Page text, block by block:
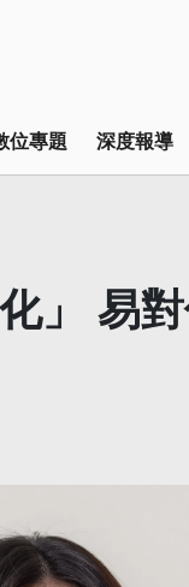
位專題 深度報導
」 易